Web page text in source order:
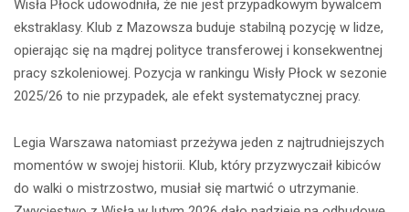
Wisła Płock udowodniła, że nie jest przypadkowym bywalcem
ekstraklasy. Klub z Mazowsza buduje stabilną pozycję w lidze,
opierając się na mądrej polityce transferowej i konsekwentnej
pracy szkoleniowej. Pozycja w rankingu Wisły Płock w sezonie
2025/26 to nie przypadek, ale efekt systematycznej pracy.
Legia Warszawa natomiast przeżywa jeden z najtrudniejszych
momentów w swojej historii. Klub, który przyzwyczaił kibiców
do walki o mistrzostwo, musiał się martwić o utrzymanie.